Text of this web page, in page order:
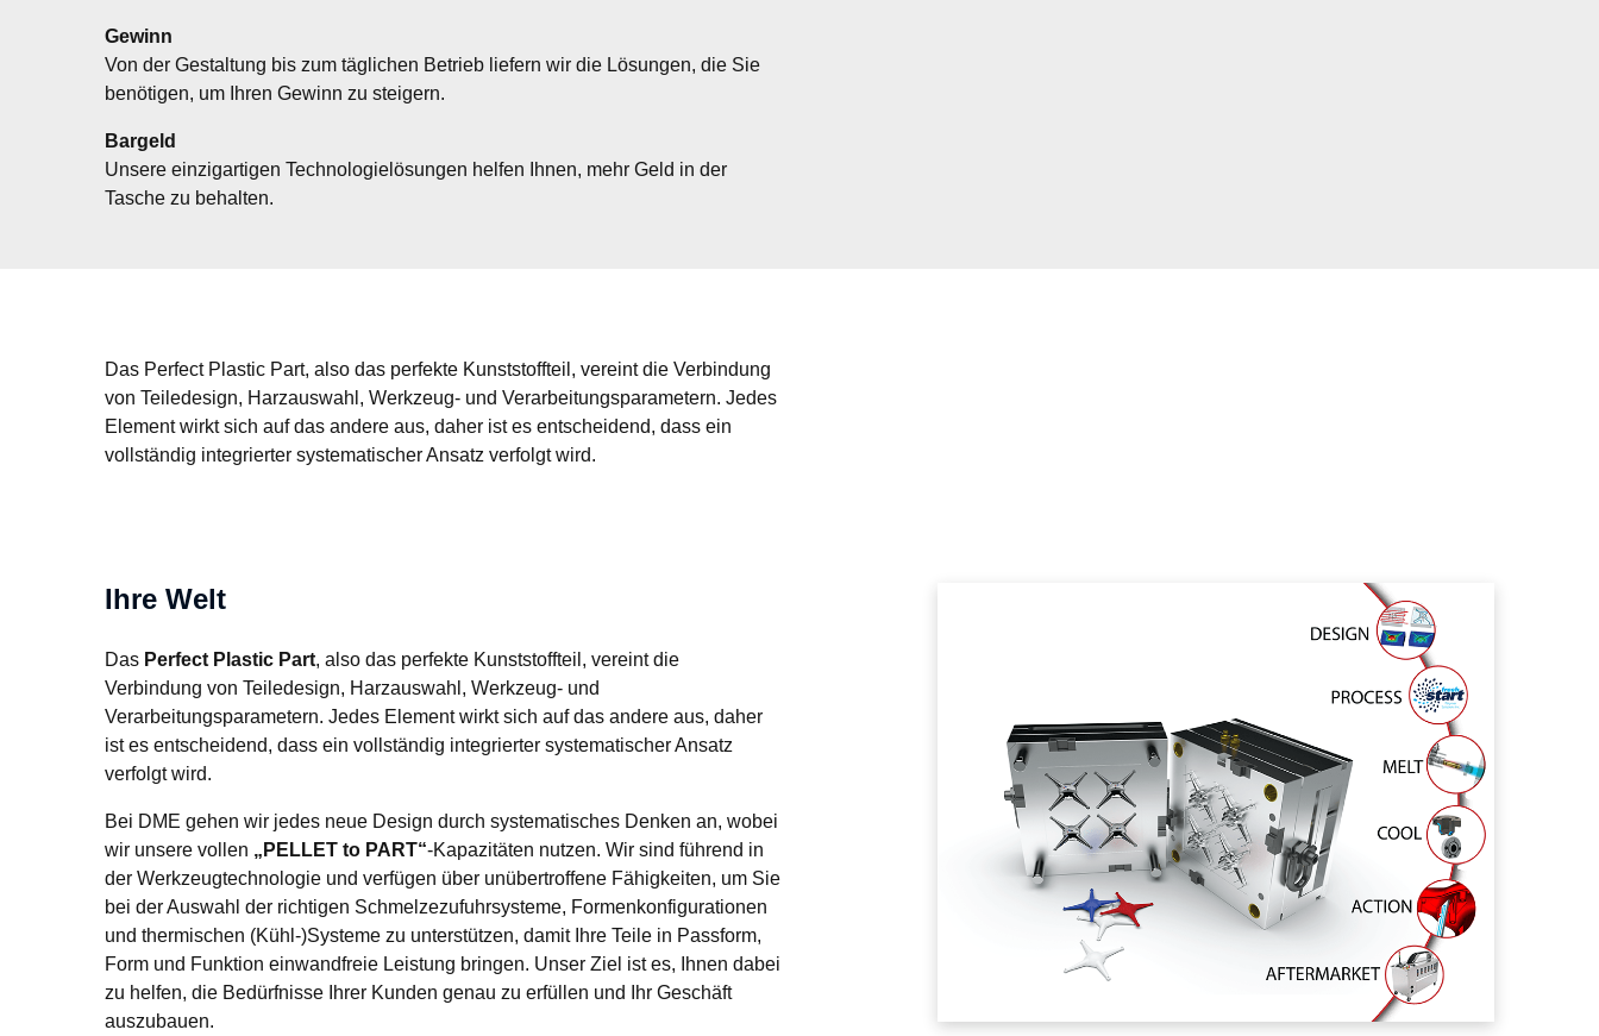
Gewinn
Von der Gestaltung bis zum täglichen Betrieb liefern wir die Lösungen, die Sie
benötigen, um Ihren Gewinn zu steigern.
Bargeld
Unsere einzigartigen Technologielösungen helfen Ihnen, mehr Geld in der
Tasche zu behalten.
Das Perfect Plastic Part, also das perfekte Kunststoffteil, vereint die Verbindung
von Teiledesign, Harzauswahl, Werkzeug- und Verarbeitungsparametern. Jedes
Element wirkt sich auf das andere aus, daher ist es entscheidend, dass ein
vollständig integrierter systematischer Ansatz verfolgt wird.
Ihre Welt
Das Perfect Plastic Part, also das perfekte Kunststoffteil, vereint die
Verbindung von Teiledesign, Harzauswahl, Werkzeug- und
Verarbeitungsparametern. Jedes Element wirkt sich auf das andere aus, daher
ist es entscheidend, dass ein vollständig integrierter systematischer Ansatz
verfolgt wird.
Bei DME gehen wir jedes neue Design durch systematisches Denken an, wobei
wir unsere vollen „PELLET to PART“-Kapazitäten nutzen. Wir sind führend in
der Werkzeugtechnologie und verfügen über unübertroffene Fähigkeiten, um Sie
bei der Auswahl der richtigen Schmelzezufuhrsysteme, Formenkonfigurationen
und thermischen (Kühl-)Systeme zu unterstützen, damit Ihre Teile in Passform,
Form und Funktion einwandfreie Leistung bringen. Unser Ziel ist es, Ihnen dabei
zu helfen, die Bedürfnisse Ihrer Kunden genau zu erfüllen und Ihr Geschäft
auszubauen.